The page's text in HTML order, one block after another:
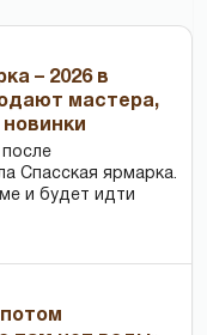
– 2026 в
мастера,
после
Спасская ярмарка.
и будет идти
потом